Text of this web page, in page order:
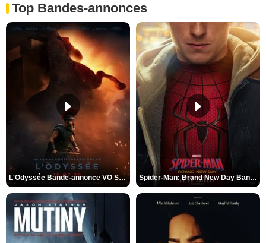
Top Bandes-annonces
L'Odyssée Bande-annonce VO STFR Spider-Man: Brand New Day Bande-annonce VO STFR